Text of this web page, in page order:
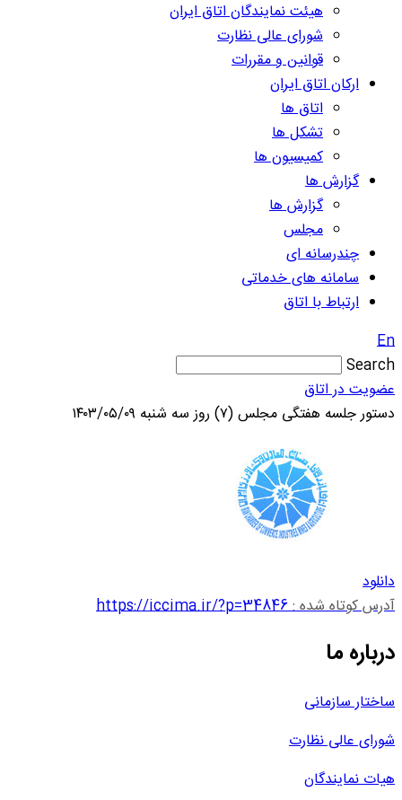
هیئت نمایندگان اتاق ایران
شورای عالی نظارت
قوانین و مقررات
ارکان اتاق ایران
اتاق ها
تشکل ها
کمیسیون ها
گزارش ها
گزارش ها
مجلس
چندرسانه ای
سامانه های خدماتی
ارتباط با اتاق
En
Search
عضویت در اتاق
دستور جلسه هفتگی مجلس (۷) روز سه شنبه ۱۴۰۳/۰۵/۰۹
دانلود
آدرس کوتاه شده :https://iccima.ir/?p=34846
درباره ما
ساختار سازمانی
شورای عالی نظارت
هیات نمایندگان